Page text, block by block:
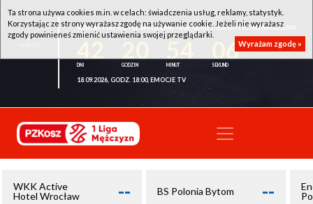
WKK ACTIVE HOTEL WROCŁAW - KSK QEMETICA NOTEĆ INOWROCŁAW
06
18.09.2026, GODZ. 18:00, EMOCJE TV
WKK Active
Hotel Wrocław
-- BS Polonia Bytom --
Ta strona używa cookies m.in. w celach: świadczenia usług, reklamy, statystyk.
Korzystając ze strony wyrażasz zgodę na używanie cookie. Jeżeli nie wyrażasz
zgody powinieneś zmienić ustawienia swojej przeglądarki.
Wyrażam zgodę »